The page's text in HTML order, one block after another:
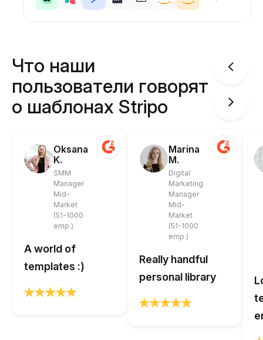
Что наши
пользователи говорят
о шаблонах Stripo
Oksana
K.
SMM
Manager
Mid-
Market
(51-1000
emp.)
A world of
templates :)
Marina
M.
Digital
Marketing
Manager
Mid-
Market
(51-1000
emp.)
Really handful
personal library